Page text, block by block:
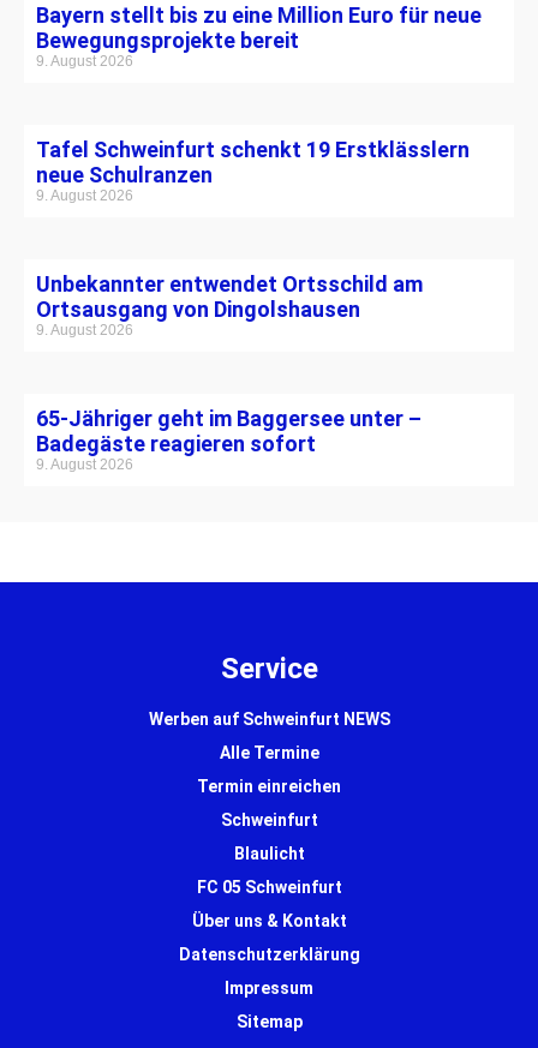
Bayern stellt bis zu eine Million Euro für neue
Bewegungsprojekte bereit
9. August 2026
Tafel Schweinfurt schenkt 19 Erstklässlern
neue Schulranzen
9. August 2026
Unbekannter entwendet Ortsschild am
Ortsausgang von Dingolshausen
9. August 2026
65-Jähriger geht im Baggersee unter –
Badegäste reagieren sofort
9. August 2026
Service
Werben auf Schweinfurt NEWS
Alle Termine
Termin einreichen
Schweinfurt
Blaulicht
FC 05 Schweinfurt
Über uns & Kontakt
Datenschutzerklärung
Impressum
Sitemap